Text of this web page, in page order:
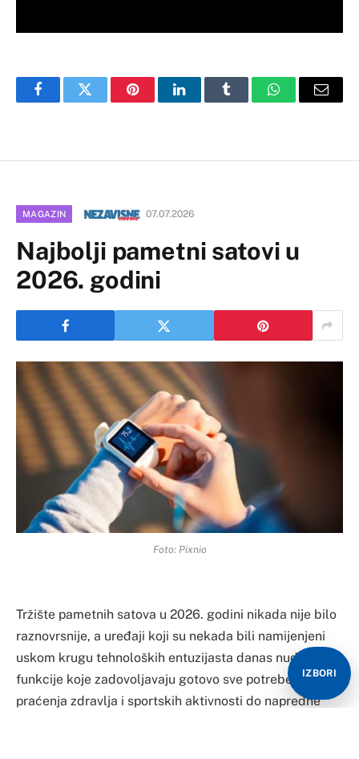
FacebookTwitter PinterestLinkedInTumblr WhatsAppEmail
MAGAZIN 07.07.2026
Najbolji pametni satovi u
2026. godini
Foto: Pixnio
​Tržište pametnih satova u 2026. godini nikada nije bilo
raznovrsnije, a uređaji koji su nekada bili namijenjeni
uskom krugu tehnoloških entuzijasta danas nude
funkcije koje zadovoljavaju gotovo sve potrebe – od
praćenja zdravlja i sportskih aktivnosti do napredne
IZBORI